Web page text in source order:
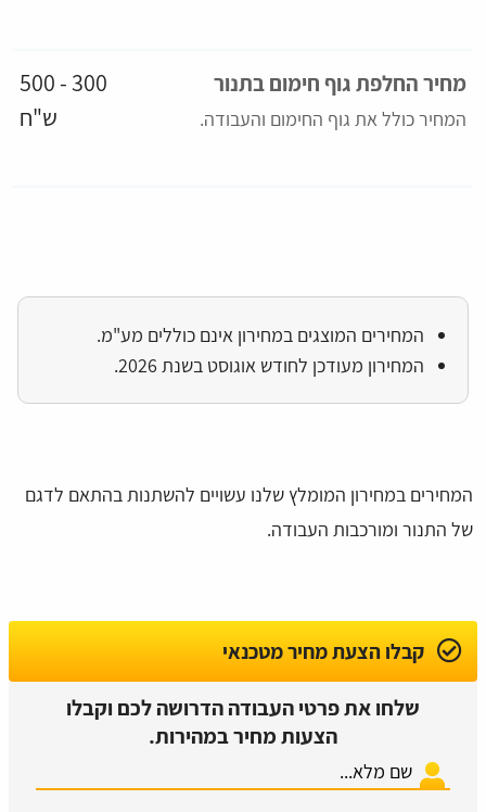
מחיר החלפת גוף חימום בתנור
המחיר כולל את גוף החימום והעבודה.
300 - 500
ש"ח
המחירים המוצגים במחירון אינם כוללים מע"מ.
המחירון מעודכן לחודש אוגוסט בשנת 2026.
המחירים במחירון המומלץ שלנו עשויים להשתנות בהתאם לדגם
של התנור ומורכבות העבודה.
קבלו הצעת מחיר מטכנאי
שלחו את פרטי העבודה הדרושה לכם וקבלו
הצעות מחיר במהירות.